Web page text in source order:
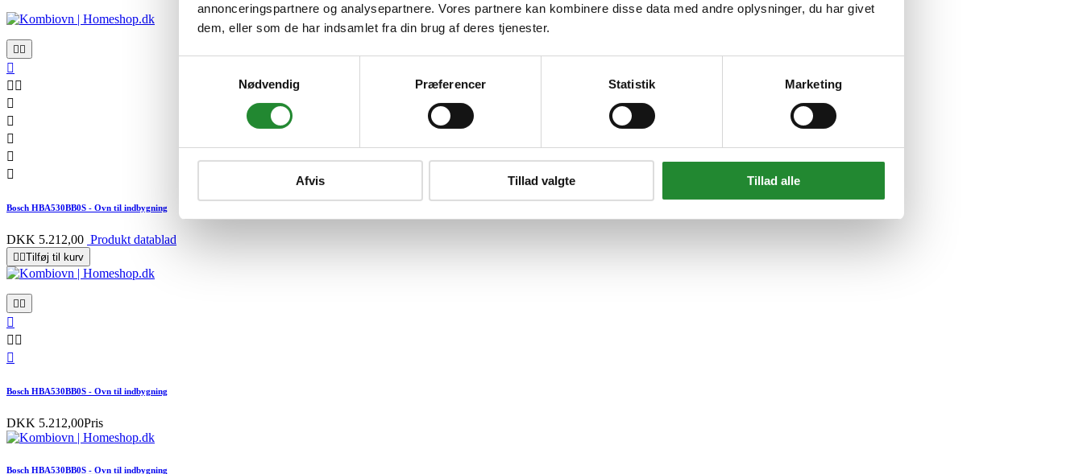
annonceringspartnere og analysepartnere. Vores partnere kan kombinere disse data med andre oplysninger, du har givet
dem, eller som de har indsamlet fra din brug af deres tjenester.
Nødvendig
Præferencer Statistik Marketing
Afvis Tillad valgte Tillad alle
 

 





Bosch HBA530BB0S - Ovn til indbygning
DKK 5.212,00 Produkt datablad
 Tilføj til kurv
 

 

Bosch HBA530BB0S - Ovn til indbygning
DKK 5.212,00Pris
Bosch HBA530BB0S - Ovn til indbygning